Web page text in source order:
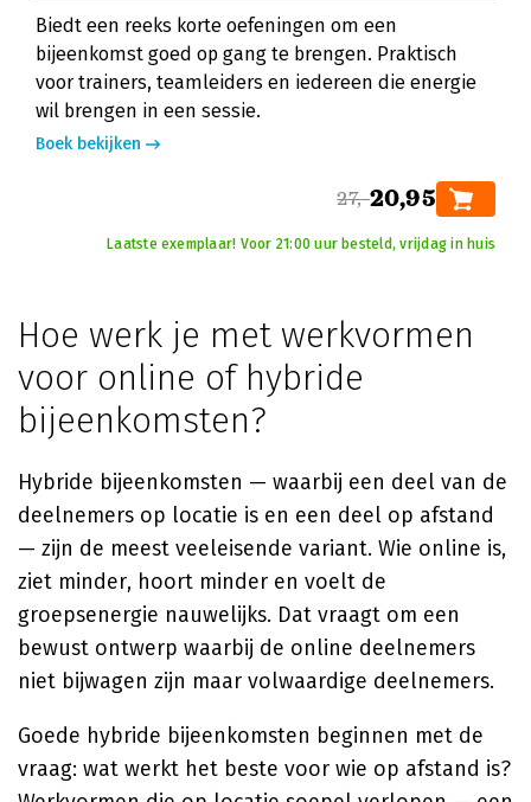
Biedt een reeks korte oefeningen om een
bijeenkomst goed op gang te brengen. Praktisch
voor trainers, teamleiders en iedereen die energie
wil brengen in een sessie.
Boek bekijken
27,-20,95
Laatste exemplaar! Voor 21:00 uur besteld, vrijdag in huis
Hoe werk je met werkvormen
voor online of hybride
bijeenkomsten?
Hybride bijeenkomsten — waarbij een deel van de
deelnemers op locatie is en een deel op afstand
— zijn de meest veeleisende variant. Wie online is,
ziet minder, hoort minder en voelt de
groepsenergie nauwelijks. Dat vraagt om een
bewust ontwerp waarbij de online deelnemers
niet bijwagen zijn maar volwaardige deelnemers.
Goede hybride bijeenkomsten beginnen met de
vraag: wat werkt het beste voor wie op afstand is?